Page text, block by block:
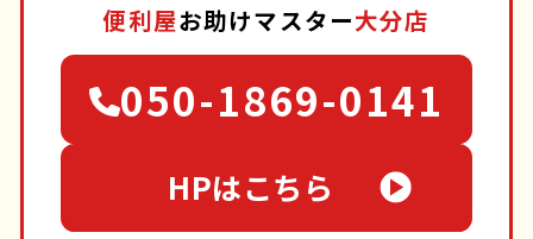
便利屋お助けマスター大分店
050-1869-0141
HPはこちら